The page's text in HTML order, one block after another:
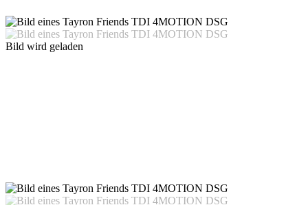
Bild wird geladen